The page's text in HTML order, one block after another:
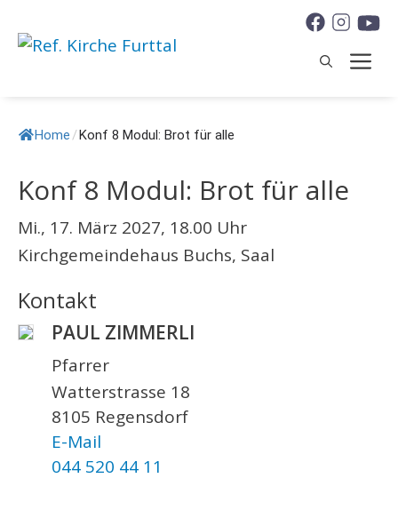
zum
Home/Konf 8 Modul: Brot für alle
Konf 8 Modul: Brot für alle
Mi., 17. März 2027, 18.00 Uhr
Kirchgemeindehaus Buchs, Saal
Kontakt
PAUL ZIMMERLI
Pfarrer
Watterstrasse 18
8105 Regensdorf
E-Mail
044 520 44 11